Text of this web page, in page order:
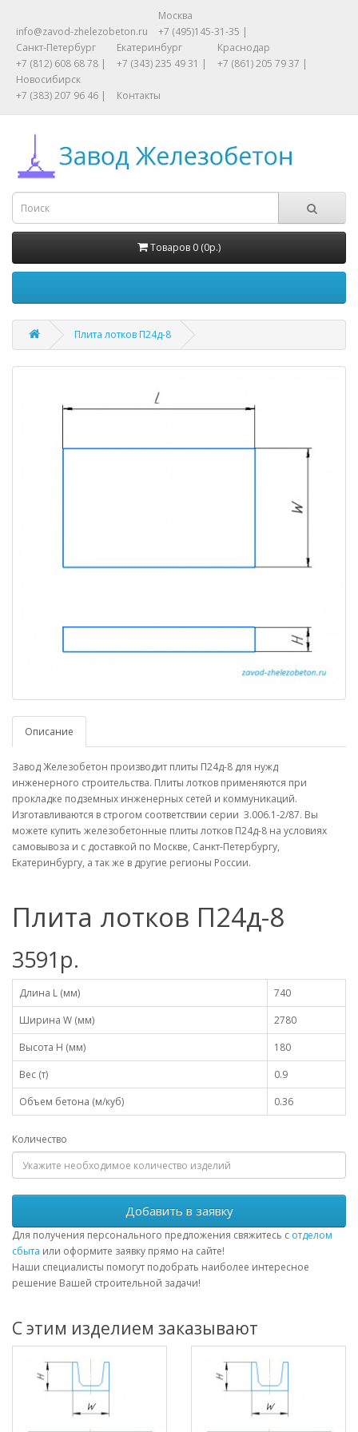
info@zavod-zhelezobeton.ru
Москва
+7 (495)145-31-35 |
Санкт-Петербург
+7 (812) 608 68 78 |
Екатеринбург
+7 (343) 235 49 31 |
Краснодар
+7 (861) 205 79 37 |
Новосибирск
+7 (383) 207 96 46 |
Контакты
Товаров 0 (0р.)
Плита лотков П24д-8
Описание
Завод Железобетон производит плиты П24д-8 для нужд
инженерного строительства. Плиты лотков применяются при
прокладке подземных инженерных сетей и коммуникаций.
Изготавливаются в строгом соответствии серии 3.006.1-2/87. Вы
можете купить железобетонные плиты лотков П24д-8 на условиях
самовывоза и с доставкой по Москве, Санкт-Петербургу,
Екатеринбургу, а так же в другие регионы России.
Плита лотков П24д-8
3591р.
Длина L (мм)
740
Ширина W (мм)
2780
Высота H (мм)
180
Вес (т)
0.9
Объем бетона (м/куб)
0.36
Количество
Добавить в заявку
Для получения персонального предложения свяжитесь с отделом
сбыта или оформите заявку прямо на сайте!
Наши специалисты помогут подобрать наиболее интересное
решение Вашей строительной задачи!
С этим изделием заказывают